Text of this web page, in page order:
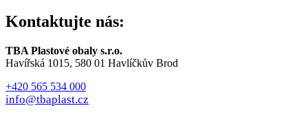
Kontaktujte nás:
TBA Plastové obaly s.r.o.
Havířská 1015, 580 01 Havlíčkův Brod
+420 565 534 000
info@tbaplast.cz